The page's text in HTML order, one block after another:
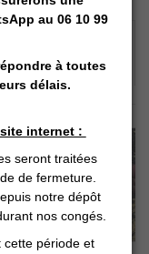
CE PRODUIT
au 06 10 99
à toutes
délais.
internet :
seront traitées
de fermeture.
notre dépôt
nos congés.
cette période et